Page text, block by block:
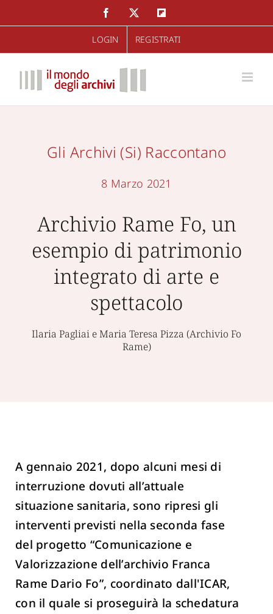
al
FacebookTwitter
LOGIN REGISTRATI
Gli Archivi (si) Raccontano
8 Marzo 2021
Archivio Rame Fo, un
esempio di patrimonio
integrato di arte e
spettacolo
Ilaria Pagliai e Maria Teresa Pizza (Archivio Fo
Rame)
A gennaio 2021, dopo alcuni mesi di
interruzione dovuti all’attuale
situazione sanitaria, sono ripresi gli
interventi previsti nella seconda fase
del progetto “Comunicazione e
Valorizzazione dell’archivio Franca
Rame Dario Fo”, coordinato dall'ICAR,
con il quale si proseguirà la schedatura